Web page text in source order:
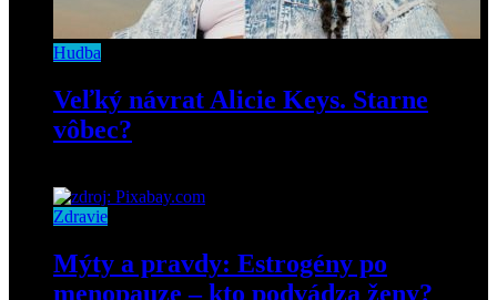
Hudba
Veľký návrat Alicie Keys. Starne
vôbec?
Zdravie
Mýty a pravdy: Estrogény po
menopauze – kto podvádza ženy?